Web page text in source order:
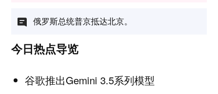
俄罗斯总统普京抵达北京。
今日热点导览
谷歌推出Gemini 3.5系列模型